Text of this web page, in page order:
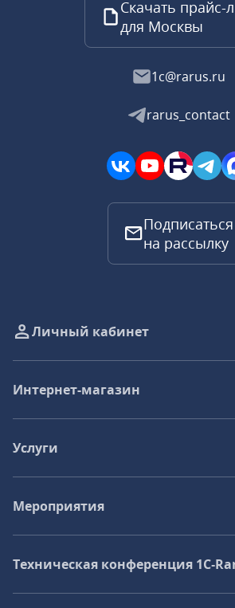
Скачать прайс-
для Москвы
1c@rarus.ru
rarus_contact
Подписаться
на рассылку
Личный кабинет
Интернет-магазин
Услуги
Мероприятия
Техническая конференция